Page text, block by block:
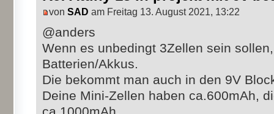
von SAD am Freitag 13. August 2021, 13:22
@anders
Wenn es unbedingt 3Zellen sein
Batterien/Akkus.
Die bekommt man auch in den 9V
Deine Mini-Zellen haben ca.600mAh,